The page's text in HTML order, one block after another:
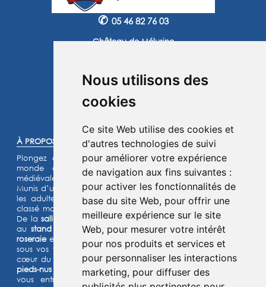
Nous utilisons des
cookies
Ce site Web utilise des cookies et
d'autres technologies de suivi
pour améliorer votre expérience
de navigation aux fins suivantes :
pour activer les fonctionnalités de
base du site Web, pour offrir une
meilleure expérience sur le site
Web, pour mesurer votre intérêt
pour nos produits et services et
pour personnaliser les interactions
marketing, pour diffuser des
✆ 05 46 82 76 03
Château de Mélusine
Instagram Facebook
À PROPOS :
Plongez dans l'histoire et laissez-vous transporter dans un
monde de chevaliers, de princesses et de légendes
médiévales.
Munis d’un jeu d’énigmes pour les enfants et d’un quiz pour
les adultes, lancez- vous à l’assaut de notre château fort
classé monument historique et de son parc de 15 hectares.
De la salle de gardeauxremparts , desmachines de guerre
au stand d’archerie, en passant par lejardin médiéval
roseraieet les animaux de la basse-cour
l’Histoire prend vie
sous vos yeux dans cette aventure ludique et immersive au
cœur du Moyen Âge ! Deux parcours sensoriels (le chemin
pieds-nus et la forêt musicale ) et un grand labyrinthe de maïs
vous entraîneront à la découverte de grands espaces